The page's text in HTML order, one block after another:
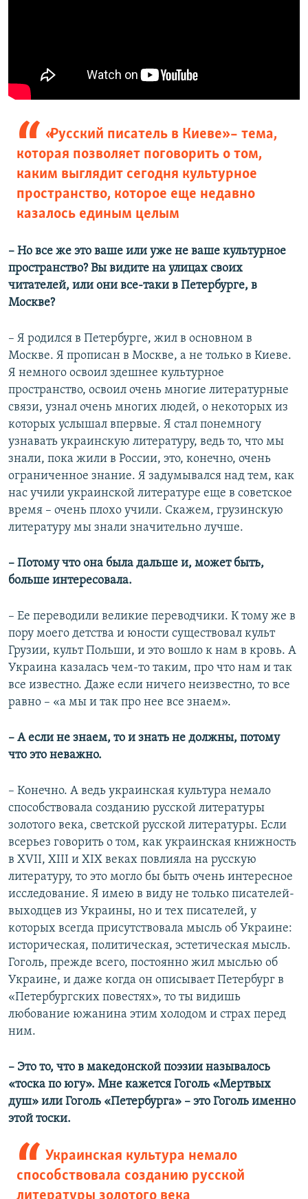
«Русский писатель в Киеве» – тема,
которая позволяет поговорить о том,
каким выглядит сегодня культурное
пространство, которое еще недавно
казалось единым целым
–​ Но все же это ваше или уже не ваше культурное
пространство? Вы видите на улицах своих
читателей, или они все-таки в Петербурге, в
Москве?
–​ Я родился в Петербурге, жил в основном в
Москве. Я прописан в Москве, а не только в Киеве.
Я немного освоил здешнее культурное
пространство, освоил очень многие литературные
связи, узнал очень многих людей, о некоторых из
которых услышал впервые. Я стал понемногу
узнавать украинскую литературу, ведь то, что мы
знали, пока жили в России, это, конечно, очень
ограниченное знание. Я задумывался над тем, как
нас учили украинской литературе еще в советское
время – очень плохо учили. Скажем, грузинскую
литературу мы знали значительно лучше.
–​ Потому что она была дальше и, может быть,
больше интересовала.
–​ Ее переводили великие переводчики. К тому же в
пору моего детства и юности существовал культ
Грузии, культ Польши, и это вошло к нам в кровь. А
Украина казалась чем-то таким, про что нам и так
все известно. Даже если ничего неизвестно, то все
равно – «а мы и так про нее все знаем».
–​ А если не знаем, то и знать не должны, потому
что это неважно.
–​ Конечно. А ведь украинская культура немало
способствовала созданию русской литературы
золотого века, светской русской литературы. Если
всерьез говорить о том, как украинская книжность
в XVII, XIII и XIX веках повлияла на русскую
литературу, то это могло бы быть очень интересное
исследование. Я имею в виду не только писателей-
выходцев из Украины, но и тех писателей, у
которых всегда присутствовала мысль об Украине:
историческая, политическая, эстетическая мысль.
Гоголь, прежде всего, постоянно жил мыслью об
Украине, и даже когда он описывает Петербург в
«Петербургских повестях», то ты видишь
любование южанина этим холодом и страх перед
ним.
– Это то, что в македонской поэзии называлось
«тоска по югу». Мне кажется Гоголь «Мертвых
душ» или Гоголь «Петербурга» – это Гоголь именно
этой тоски.
Украинская культура немало
способствовала созданию русской